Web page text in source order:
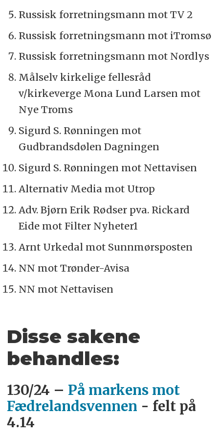
Russisk forretningsmann mot TV 2
Russisk forretningsmann mot iTromsø
Russisk forretningsmann mot Nordlys
Målselv kirkelige fellesråd
v/kirkeverge Mona Lund Larsen mot
Nye Troms
Sigurd S. Rønningen mot
Gudbrandsdølen Dagningen
Sigurd S. Rønningen mot Nettavisen
Alternativ Media mot Utrop
Adv. Bjørn Erik Rødser pva. Rickard
Eide mot Filter Nyheter1
Arnt Urkedal mot Sunnmørsposten
NN mot Trønder-Avisa
NN mot Nettavisen
Disse sakene
behandles:
130/24 – På markens mot
Fædrelandsvennen - felt på
4.14